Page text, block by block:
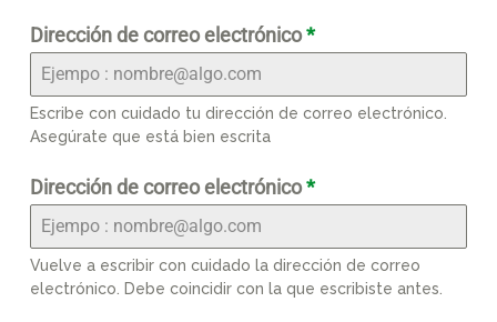
Dirección de correo electrónico*
Escribe con cuidado tu dirección de correo electrónico.
Asegúrate que está bien escrita
Dirección de correo electrónico*
Vuelve a escribir con cuidado la dirección de correo
electrónico. Debe coincidir con la que escribiste antes.